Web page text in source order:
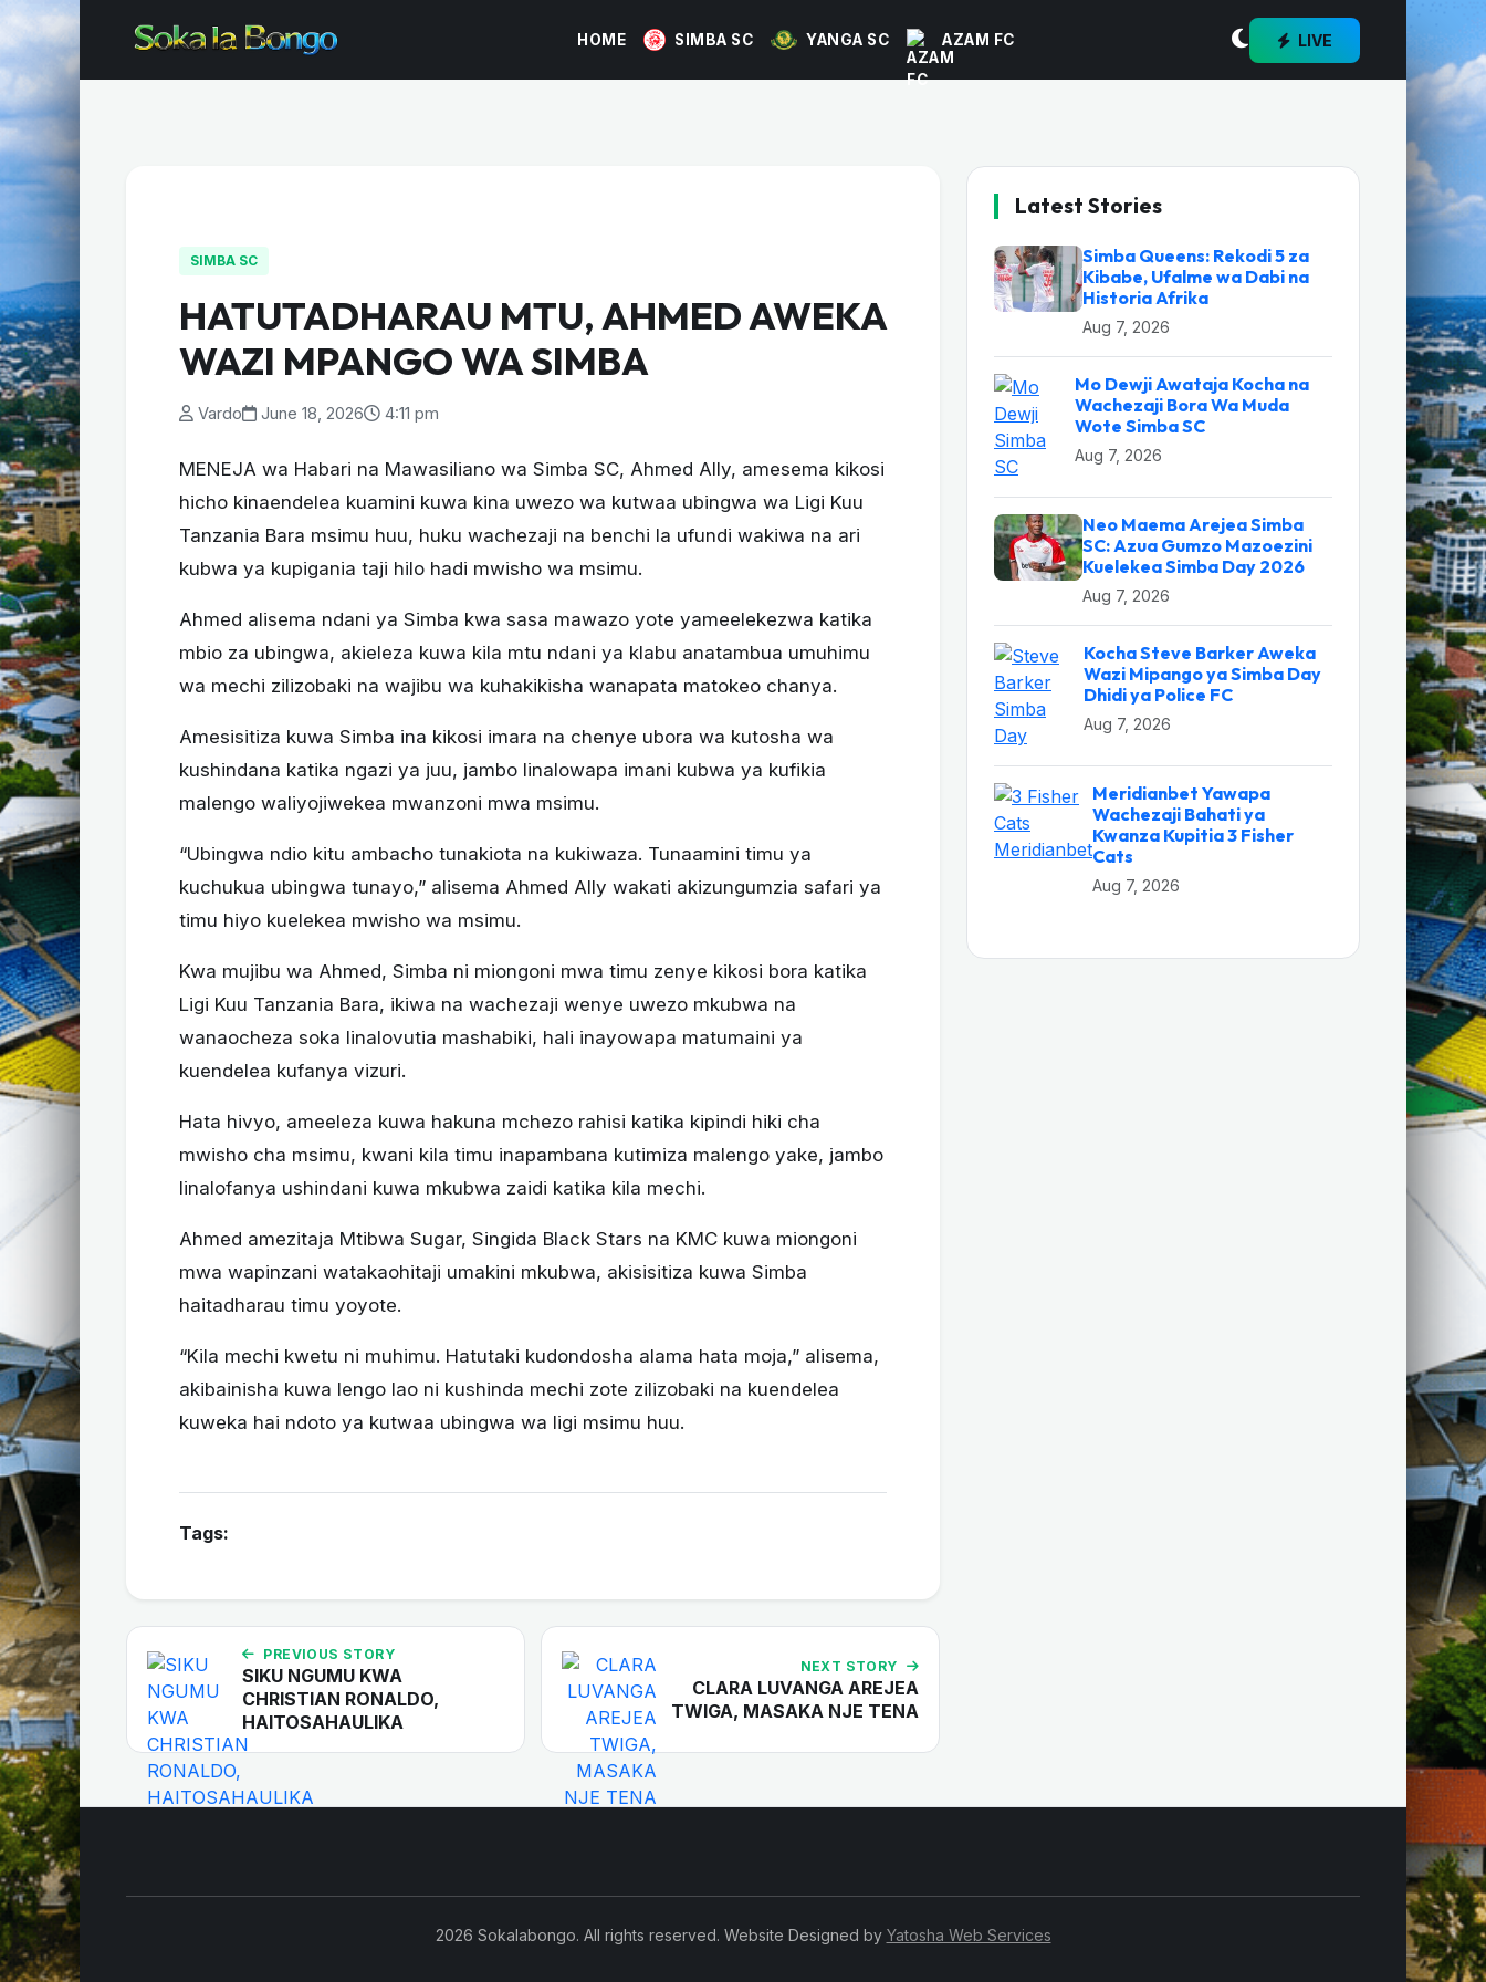
HOME SIMBA SC YANGA SC AZAM FC LIVE
SIMBA SC
HATUTADHARAU MTU, AHMED AWEKA
WAZI MPANGO WA SIMBA
Vardo June 18, 2026 4:11 pm
MENEJA wa Habari na Mawasiliano wa Simba SC, Ahmed Ally, amesema kikosi
hicho kinaendelea kuamini kuwa kina uwezo wa kutwaa ubingwa wa Ligi Kuu
Tanzania Bara msimu huu, huku wachezaji na benchi la ufundi wakiwa na ari
kubwa ya kupigania taji hilo hadi mwisho wa msimu.
Ahmed alisema ndani ya Simba kwa sasa mawazo yote yameelekezwa katika
mbio za ubingwa, akieleza kuwa kila mtu ndani ya klabu anatambua umuhimu
wa mechi zilizobaki na wajibu wa kuhakikisha wanapata matokeo chanya.
Amesisitiza kuwa Simba ina kikosi imara na chenye ubora wa kutosha wa
kushindana katika ngazi ya juu, jambo linalowapa imani kubwa ya kufikia
malengo waliyojiwekea mwanzoni mwa msimu.
“Ubingwa ndio kitu ambacho tunakiota na kukiwaza. Tunaamini timu ya
kuchukua ubingwa tunayo,” alisema Ahmed Ally wakati akizungumzia safari ya
timu hiyo kuelekea mwisho wa msimu.
Kwa mujibu wa Ahmed, Simba ni miongoni mwa timu zenye kikosi bora katika
Ligi Kuu Tanzania Bara, ikiwa na wachezaji wenye uwezo mkubwa na
wanaocheza soka linalovutia mashabiki, hali inayowapa matumaini ya
kuendelea kufanya vizuri.
Hata hivyo, ameeleza kuwa hakuna mchezo rahisi katika kipindi hiki cha
mwisho cha msimu, kwani kila timu inapambana kutimiza malengo yake, jambo
linalofanya ushindani kuwa mkubwa zaidi katika kila mechi.
Ahmed amezitaja Mtibwa Sugar, Singida Black Stars na KMC kuwa miongoni
mwa wapinzani watakaohitaji umakini mkubwa, akisisitiza kuwa Simba
haitadharau timu yoyote.
“Kila mechi kwetu ni muhimu. Hatutaki kudondosha alama hata moja,” alisema,
akibainisha kuwa lengo lao ni kushinda mechi zote zilizobaki na kuendelea
kuweka hai ndoto ya kutwaa ubingwa wa ligi msimu huu.
Tags:
PREVIOUS STORY
SIKU NGUMU KWA
CHRISTIAN RONALDO,
HAITOSAHAULIKA
NEXT STORY
CLARA LUVANGA AREJEA
TWIGA, MASAKA NJE TENA
Latest Stories
Simba Queens: Rekodi 5 za
Kibabe, Ufalme wa Dabi na
Historia Afrika
Aug 7, 2026
Mo Dewji Awataja Kocha na
Wachezaji Bora Wa Muda
Wote Simba SC
Aug 7, 2026
Neo Maema Arejea Simba
SC: Azua Gumzo Mazoezini
Kuelekea Simba Day 2026
Aug 7, 2026
Kocha Steve Barker Aweka
Wazi Mipango ya Simba Day
Dhidi ya Police FC
Aug 7, 2026
Meridianbet Yawapa
Wachezaji Bahati ya
Kwanza Kupitia 3 Fisher
Cats
Aug 7, 2026
2026 Sokalabongo. All rights reserved. Website Designed by Yatosha Web Services